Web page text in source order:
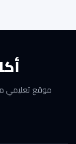
موقع تعليمي